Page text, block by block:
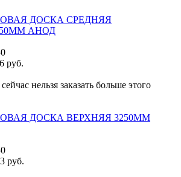
ДОСКА СРЕДНЯЯ
АНОД
руб.
нельзя заказать больше этого
ДОСКА ВЕРХНЯЯ 3250ММ
руб.